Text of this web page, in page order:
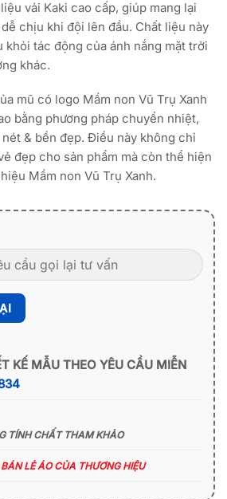
vải Kaki cao cấp, giúp mang lại
chịu khi đội lên đầu. Chất liệu này
khỏi tác động của ánh nắng mặt trời
khác.
mũ có logo Mầm non Vũ Trụ Xanh
bằng phương pháp chuyển nhiệt,
& bền đẹp. Điều này không chỉ
đẹp cho sản phẩm mà còn thể hiện
Mầm non Vũ Trụ Xanh.
KẾ MẪU THEO YÊU CẦU MIỄN
TÍNH CHẤT THAM KHẢO
LẺ ÁO CỦA THƯƠNG HIỆU